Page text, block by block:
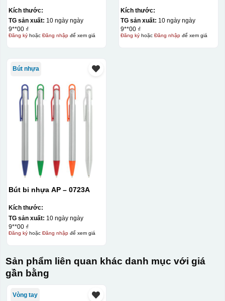
Kích thước:
TG sản xuất: 10 ngày ngày
9**00 ₫
Đăng kýhoặc Đăng nhậpđể xem giá
Kích thước:
TG sản xuất: 10 ngày ngày
9**00 ₫
Đăng kýhoặc Đăng nhậpđể xem giá
Bút nhựa
Bút bi nhựa AP – 0723A
Kích thước:
TG sản xuất: 10 ngày ngày
9**00 ₫
Đăng kýhoặc Đăng nhậpđể xem giá
Sản phẩm liên quan khác danh mục với giá
gần bằng
Vòng tay